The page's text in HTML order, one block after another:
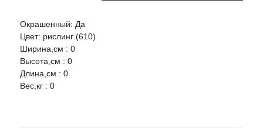
Окрашенный: Да
Цвет: рислинг (610)
Ширина,см : 0
Высота,см : 0
Длина,см : 0
Вес,кг : 0
Оцените товар:
Ваше имя